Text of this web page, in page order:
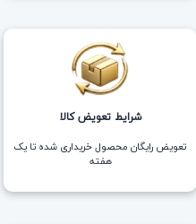
شرایط تعویض کالا
تعویض رایگان محصول خریداری شده تا یک
هفته